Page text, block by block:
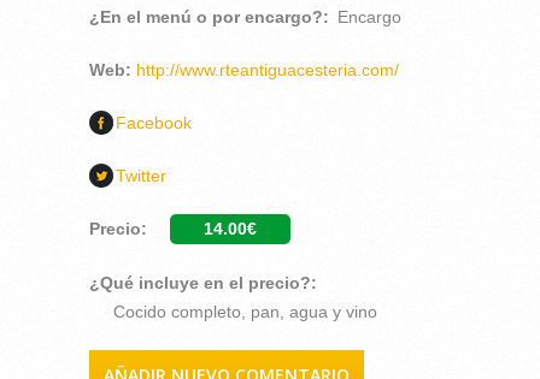
¿En el menú o por encargo?: Encargo
Web: http://www.rteantiguacesteria.com/
Facebook
Twitter
Precio: 14.00€
¿Qué incluye en el precio?:
Cocido completo, pan, agua y vino